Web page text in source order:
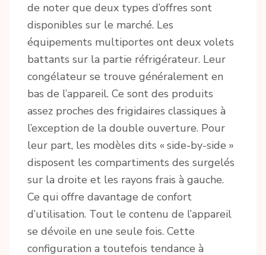
de noter que deux types d’offres sont
disponibles sur le marché. Les
équipements multiportes ont deux volets
battants sur la partie réfrigérateur. Leur
congélateur se trouve généralement en
bas de l’appareil. Ce sont des produits
assez proches des frigidaires classiques à
l’exception de la double ouverture. Pour
leur part, les modèles dits « side-by-side »
disposent les compartiments des surgelés
sur la droite et les rayons frais à gauche.
Ce qui offre davantage de confort
d’utilisation. Tout le contenu de l’appareil
se dévoile en une seule fois. Cette
configuration a toutefois tendance à